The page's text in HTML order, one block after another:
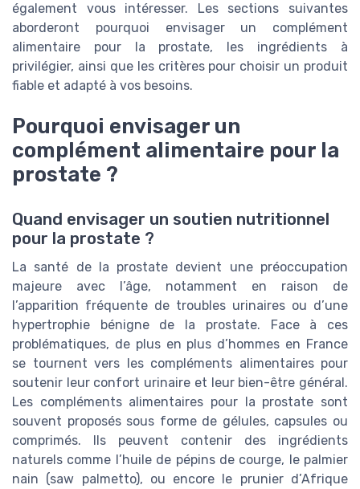
également vous intéresser. Les sections suivantes
aborderont pourquoi envisager un complément
alimentaire pour la prostate, les ingrédients à
privilégier, ainsi que les critères pour choisir un produit
fiable et adapté à vos besoins.
Pourquoi envisager un
complément alimentaire pour la
prostate ?
Quand envisager un soutien nutritionnel
pour la prostate ?
La santé de la prostate devient une préoccupation
majeure avec l’âge, notamment en raison de
l’apparition fréquente de troubles urinaires ou d’une
hypertrophie bénigne de la prostate. Face à ces
problématiques, de plus en plus d’hommes en France
se tournent vers les compléments alimentaires pour
soutenir leur confort urinaire et leur bien-être général.
Les compléments alimentaires pour la prostate sont
souvent proposés sous forme de gélules, capsules ou
comprimés. Ils peuvent contenir des ingrédients
naturels comme l’huile de pépins de courge, le palmier
nain (saw palmetto), ou encore le prunier d’Afrique